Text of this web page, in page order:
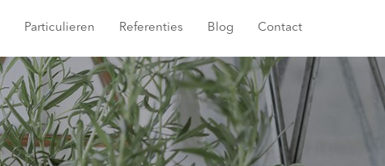
Particulieren Referenties Blog Contact